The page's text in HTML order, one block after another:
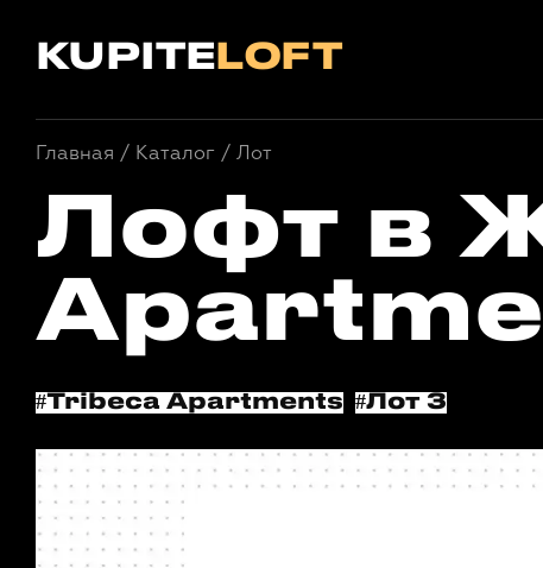
KUPITE LOFT
Главная / Каталог / Лот
Лофт в
#Tribeca Apartments #Лот 3